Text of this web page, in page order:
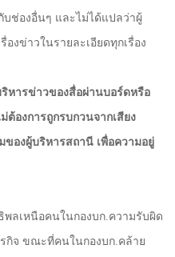
บช่องอื่นๆ และไม่ได้แปลว่าผู้
องข่าวในรายละเอียดทุกเรื่อง
หารข่าวของสื่อผ่านบอร์ดหรือ
ต้องการถูกรบกวนจากเสียง
องผู้บริหารสถานี เพื่อความอยู่
พลเหนือคนในกองบก.ความรับผิด
กิจ ขณะที่คนในกองบก.คล้าย